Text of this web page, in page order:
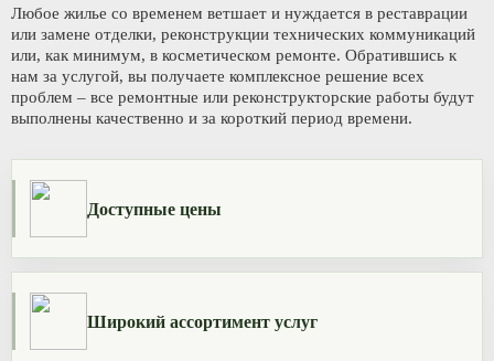
Любое жилье со временем ветшает и нуждается в реставрации
или замене отделки, реконструкции технических коммуникаций
или, как минимум, в косметическом ремонте. Обратившись к
нам за услугой, вы получаете комплексное решение всех
проблем – все ремонтные или реконструкторские работы будут
выполнены качественно и за короткий период времени.
Доступные цены
Широкий ассортимент услуг